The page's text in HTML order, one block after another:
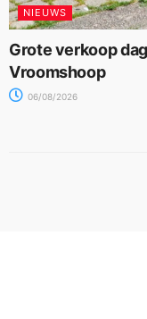
NIEUWS
Grote verkoop
Vroomshoop
06/08/2026